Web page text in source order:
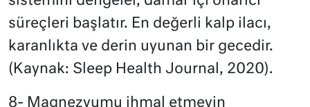
süreçleri başlatır. En değerli kalp ilacı,
karanlıkta ve derin uyunan bir gecedir.
(Kaynak: Sleep Health Journal, 2020).
8- Magnezyumu ihmal etmeyin